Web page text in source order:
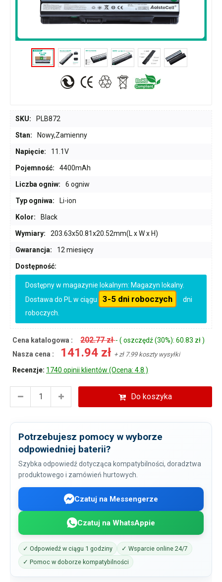
SKU: PLB872
Stan: Nowy,Zamienny
Napięcie: 11.1V
Pojemność: 4400mAh
Liczba ogniw: 6 ogniw
Typ ogniwa: Li-ion
Kolor: Black
Wymiary: 203.63x50.81x20.52mm(L x W x H)
Gwarancja: 12 miesięcy
Dostępność:
Dostępny w magazynie lokalnym: Magazyn lokalny.
Dostawa do PL w ciągu
3-5 dni roboczych
dni
roboczych.
Cena katalogowa : 202.77 zł- ( oszczędź (30%): 60.83 zł )
Nasza cena :
141.94 zł + zł 7.99 koszty wysyłki
Recenzje: 1740 opinii klientów (Ocena: 4.8 )
Do koszyka
Potrzebujesz pomocy w wyborze
odpowiedniej baterii?
Szybka odpowiedź dotycząca kompatybilności, doradztwa
produktowego i zamówień hurtowych.
Czatuj na Messengerze
Czatuj na WhatsAppie
✓ Odpowiedź w ciągu 1 godziny
✓ Wsparcie online 24/7
✓ Pomoc w doborze kompatybilności